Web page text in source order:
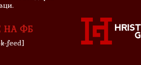
НА ФБ
feed]